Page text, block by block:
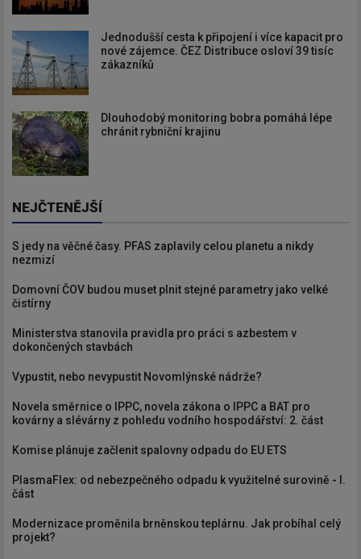
Jednodušší cesta k připojení i více kapacit pro
nové zájemce. ČEZ Distribuce osloví 39 tisíc
zákazníků
Dlouhodobý monitoring bobra pomáhá lépe
chránit rybniční krajinu
NEJČTENĚJŠÍ
S jedy na věčné časy. PFAS zaplavily celou planetu a nikdy
nezmizí
Domovní ČOV budou muset plnit stejné parametry jako velké
čistírny
Ministerstva stanovila pravidla pro práci s azbestem v
dokončených stavbách
Vypustit, nebo nevypustit Novomlýnské nádrže?
Novela směrnice o IPPC, novela zákona o IPPC a BAT pro
kovárny a slévárny z pohledu vodního hospodářství: 2. část
Komise plánuje začlenit spalovny odpadu do EU ETS
PlasmaFlex: od nebezpečného odpadu k využitelné surovině - I.
část
Modernizace proměnila brněnskou teplárnu. Jak probíhal celý
projekt?